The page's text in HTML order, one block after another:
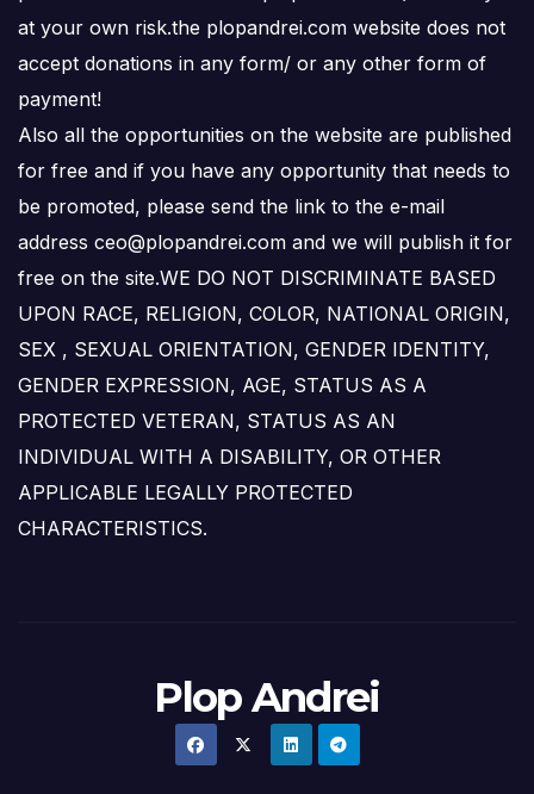
at your own risk.the plopandrei.com website does not
accept donations in any form/ or any other form of
payment!
Also all the opportunities on the website are published
for free and if you have any opportunity that needs to
be promoted, please send the link to the e-mail
address ceo@plopandrei.com and we will publish it for
free on the site.WE DO NOT DISCRIMINATE BASED
UPON RACE, RELIGION, COLOR, NATIONAL ORIGIN,
SEX , SEXUAL ORIENTATION, GENDER IDENTITY,
GENDER EXPRESSION, AGE, STATUS AS A
PROTECTED VETERAN, STATUS AS AN
INDIVIDUAL WITH A DISABILITY, OR OTHER
APPLICABLE LEGALLY PROTECTED
CHARACTERISTICS.
Plop Andrei